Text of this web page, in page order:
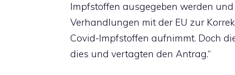
Impfstoffen ausgegeben werden
Verhandlungen mit der EU zur
Covid-Impfstoffen aufnimmt. Doch
dies und vertagten den Antrag.“